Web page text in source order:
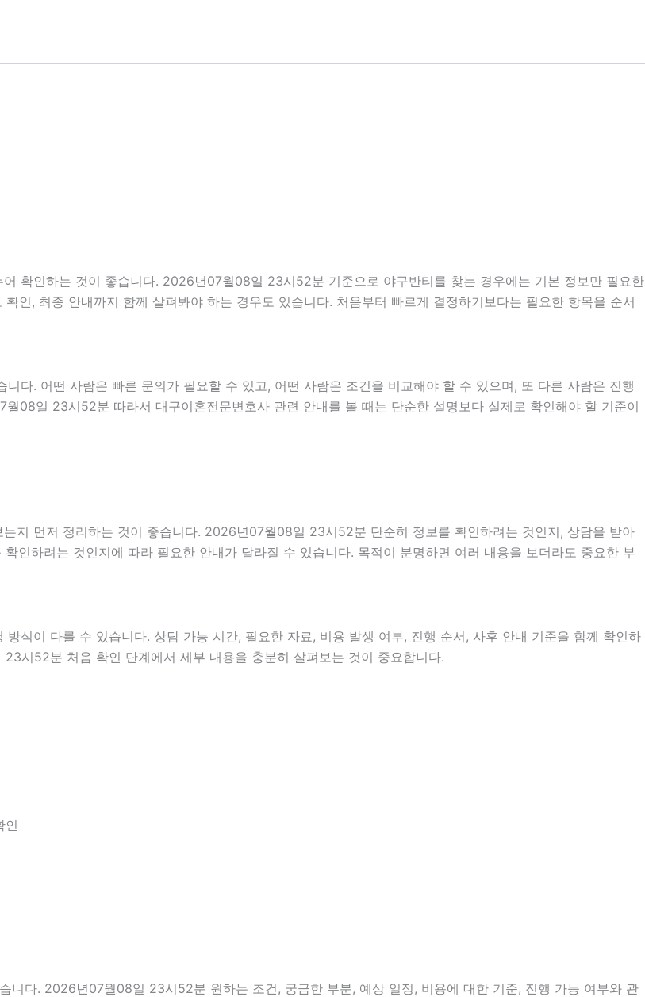
확인하는 것이 좋습니다. 2026년07월08일 23시52분 기준으로 야구반티를 찾는 경우에는 기본 정보만 필요한
인, 최종 안내까지 함께 살펴봐야 하는 경우도 있습니다. 처음부터 빠르게 결정하기보다는 필요한 항목을 순서
다. 어떤 사람은 빠른 문의가 필요할 수 있고, 어떤 사람은 조건을 비교해야 할 수 있으며, 또 다른 사람은 진행
08일 23시52분 따라서 대구이혼전문변호사 관련 안내를 볼 때는 단순한 설명보다 실제로 확인해야 할 기준이
지 먼저 정리하는 것이 좋습니다. 2026년07월08일 23시52분 단순히 정보를 확인하려는 것인지, 상담을 받아
인하려는 것인지에 따라 필요한 안내가 달라질 수 있습니다. 목적이 분명하면 여러 내용을 보더라도 중요한 부
식이 다를 수 있습니다. 상담 가능 시간, 필요한 자료, 비용 발생 여부, 진행 순서, 사후 안내 기준을 함께 확인하
시52분 처음 확인 단계에서 세부 내용을 충분히 살펴보는 것이 중요합니다.
인
니다. 2026년07월08일 23시52분 원하는 조건, 궁금한 부분, 예상 일정, 비용에 대한 기준, 진행 가능 여부와 관